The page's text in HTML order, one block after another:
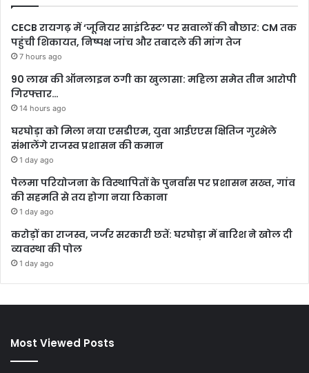
CECB रायगढ़ में ‘जूनियर साइंटिस्ट’ पर सवालों की बौछार: CM तक
पहुंची शिकायत, निष्पक्ष जांच और तबादले की मांग तेज
7 hours ago
90 लाख की ऑनलाइन ठगी का खुलासा: महिला समेत तीन आरोपी
गिरफ्तार…
14 hours ago
घरघोड़ा को मिला नया एसडीएम, युवा आईएएस क्षितिज गुरभेले
संभालेंगे राजस्व प्रशासन की कमान
1 day ago
पेलमा परियोजना के विस्थापितों के पुनर्वास पर प्रशासन सख्त, गांव
की सहमति से तय होगा नया ठिकाना
1 day ago
करोड़ों का राजस्व, जर्जर सरकारी छतें: घरघोड़ा में बारिश ने खोल दी
व्यवस्था की पोल
1 day ago
Most Viewed Posts